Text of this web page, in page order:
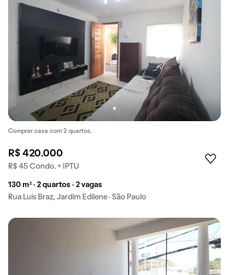
Comprar casa com 2 quartos.
R$ 420.000
R$ 45 Condo. + IPTU
130 m² · 2 quartos · 2 vagas
Rua Luís Braz, Jardim Edilene · São Paulo